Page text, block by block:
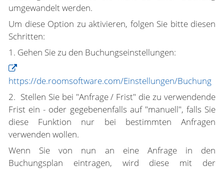
umgewandelt werden.
Um diese Option zu aktivieren, folgen Sie bitte diesen
Schritten:
1. Gehen Sie zu den Buchungseinstellungen:
https://de.roomsoftware.com/Einstellungen/Buchung
2. Stellen Sie bei "Anfrage / Frist" die zu verwendende
Frist ein - oder gegebenenfalls auf "manuell", falls Sie
diese Funktion nur bei bestimmten Anfragen
verwenden wollen.
Wenn Sie von nun an eine Anfrage in den
Buchungsplan eintragen, wird diese mit der